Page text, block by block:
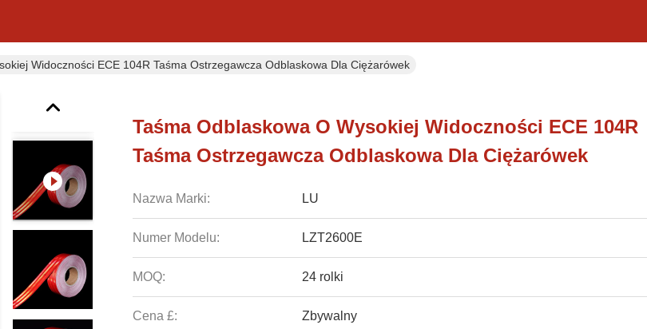
Widoczności ECE 104R Taśma Ostrzegawcza Odblaskowa Dla Ciężarówek
Taśma Odblaskowa O Wysokiej Widoczności ECE 104R
Taśma Ostrzegawcza Odblaskowa Dla Ciężarówek
Nazwa Marki: LU
Numer Modelu: LZT2600E
MOQ: 24 rolki
Cena £: Zbywalny